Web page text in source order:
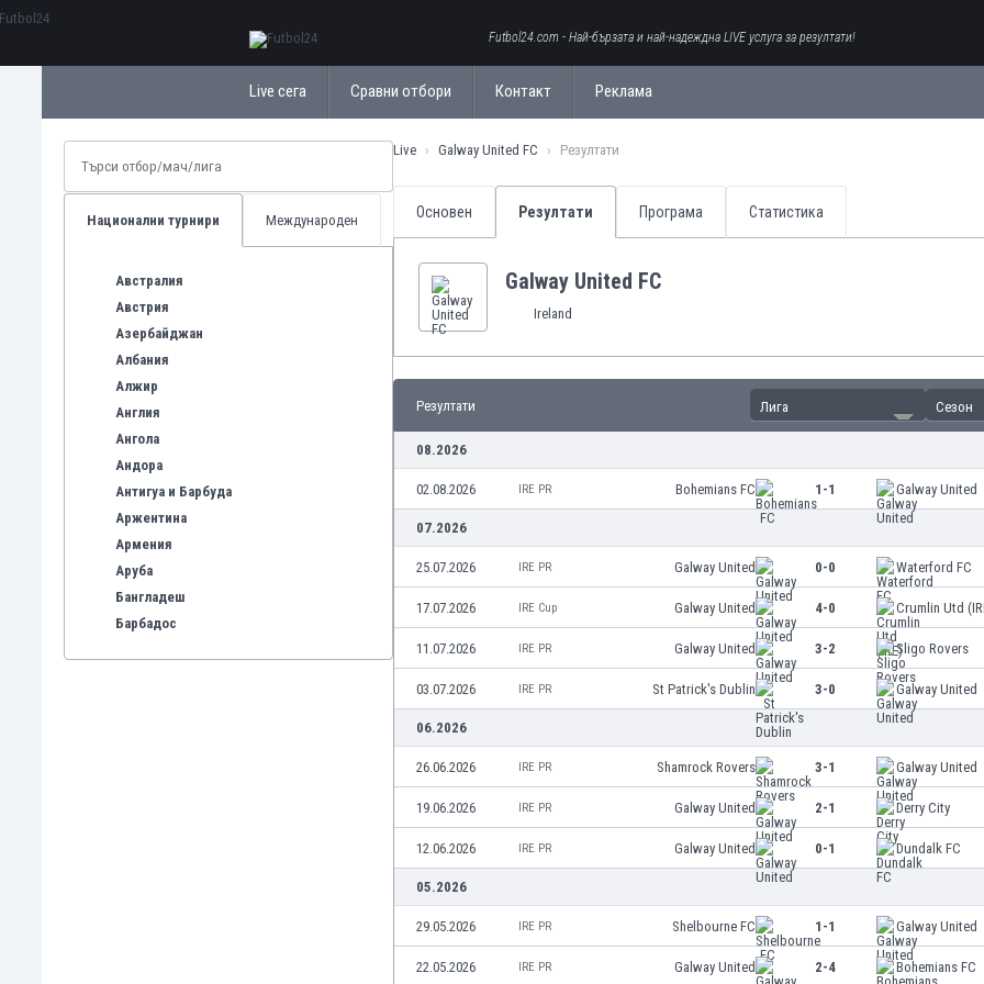
Futbol24.com - Най-бързата и най-надеждна LIVE услуга за резултати!
Live сега Сравни отбори Контакт Реклама
Национални турнири Международен
Австралия
Австрия
Азербайджан
Албания
Алжир
Англия
Ангола
Андора
Антигуа и Барбуда
Аржентина
Армения
Аруба
Бангладеш
Барбадос
Live Galway United FC Резултати
Основен Резултати Програма Статистика
Galway United FC
Ireland
Резултати Лига Сезон
08.2026
02.08.2026 IRE PR Bohemians FC 1-1 Galway United
07.2026
25.07.2026 IRE PR Galway United 0-0 Waterford FC
17.07.2026 IRE Cup Galway United 4-0 Crumlin Utd
11.07.2026 IRE PR Galway United 3-2 Sligo Rovers
03.07.2026 IRE PR St Patrick's Dublin 3-0 Galway United
06.2026
26.06.2026 IRE PR Shamrock Rovers 3-1 Galway United
19.06.2026 IRE PR Galway United 2-1 Derry City
12.06.2026 IRE PR Galway United 0-1 Dundalk FC
05.2026
29.05.2026 IRE PR Shelbourne FC 1-1 Galway United
22.05.2026 IRE PR Galway United 2-4 Bohemians FC